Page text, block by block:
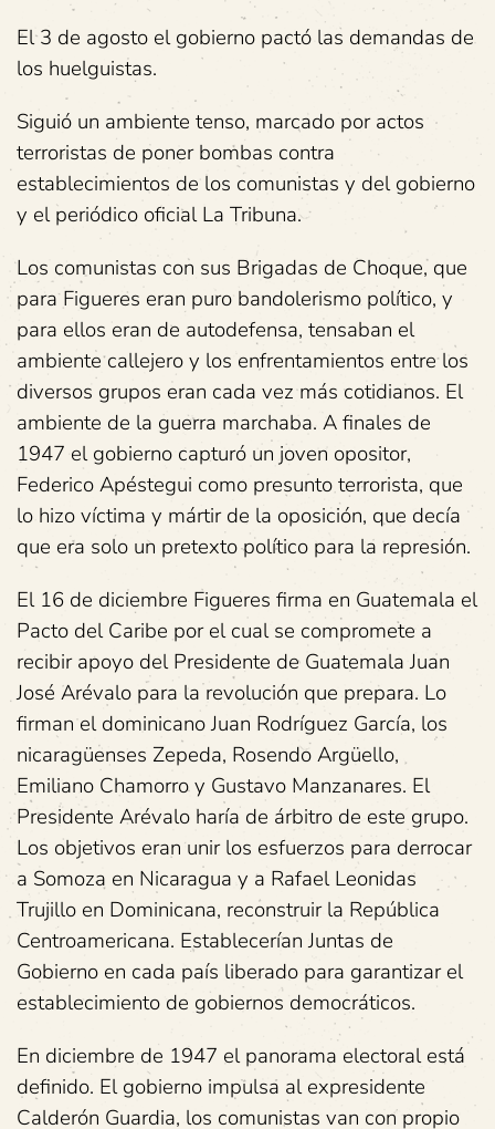
El 3 de agosto el gobierno pactó las demandas de
los huelguistas.
Siguió un ambiente tenso, marcado por actos
terroristas de poner bombas contra
establecimientos de los comunistas y del gobierno
y el periódico oficial La Tribuna.
Los comunistas con sus Brigadas de Choque, que
para Figueres eran puro bandolerismo político, y
para ellos eran de autodefensa, tensaban el
ambiente callejero y los enfrentamientos entre los
diversos grupos eran cada vez más cotidianos. El
ambiente de la guerra marchaba. A finales de
1947 el gobierno capturó un joven opositor,
Federico Apéstegui como presunto terrorista, que
lo hizo víctima y mártir de la oposición, que decía
que era solo un pretexto político para la represión.
El 16 de diciembre Figueres firma en Guatemala el
Pacto del Caribe por el cual se compromete a
recibir apoyo del Presidente de Guatemala Juan
José Arévalo para la revolución que prepara. Lo
firman el dominicano Juan Rodríguez García, los
nicaragüenses Zepeda, Rosendo Argüello,
Emiliano Chamorro y Gustavo Manzanares. El
Presidente Arévalo haría de árbitro de este grupo.
Los objetivos eran unir los esfuerzos para derrocar
a Somoza en Nicaragua y a Rafael Leonidas
Trujillo en Dominicana, reconstruir la República
Centroamericana. Establecerían Juntas de
Gobierno en cada país liberado para garantizar el
establecimiento de gobiernos democráticos.
En diciembre de 1947 el panorama electoral está
definido. El gobierno impulsa al expresidente
Calderón Guardia, los comunistas van con propio